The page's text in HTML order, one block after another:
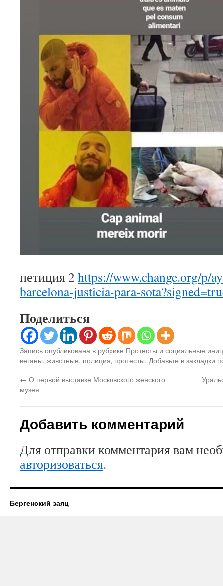
петиция 2 https://www.change.org/p/
barcelona-justicia-para-
Поделиться
Запись опубликована в рубрике Протесты и социальные
веганы, животные, полиция, протесты. Добавьте в закладки
← О первой выставке Московского женского
музея
Добавить комментарий
Для отправки комментария вам
авторизоваться.
Бергенский заяц